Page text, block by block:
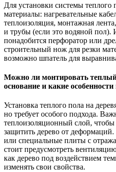
Для установки системы
материалы: нагревательные
теплоизоляция, монтажная
и трубы (если это водяной пол).
понадобится перфоратор или
строительный нож для резки
возможно шпатель для
Можно ли монтировать
основание и какие
Установка теплого пола на
но требует особого подхода.
теплоизоляционный слой, чтобы
защитить дерево от деформаций.
или специальные плиты с
стоит предусмотреть
как дерево под воздействием
изменять свои свойства.